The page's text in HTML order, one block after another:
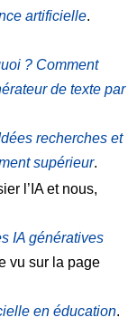
artificielle.
? Comment
de texte par
recherches et
supérieur.
l’IA et nous,
IA génératives
vu sur la page
en éducation.